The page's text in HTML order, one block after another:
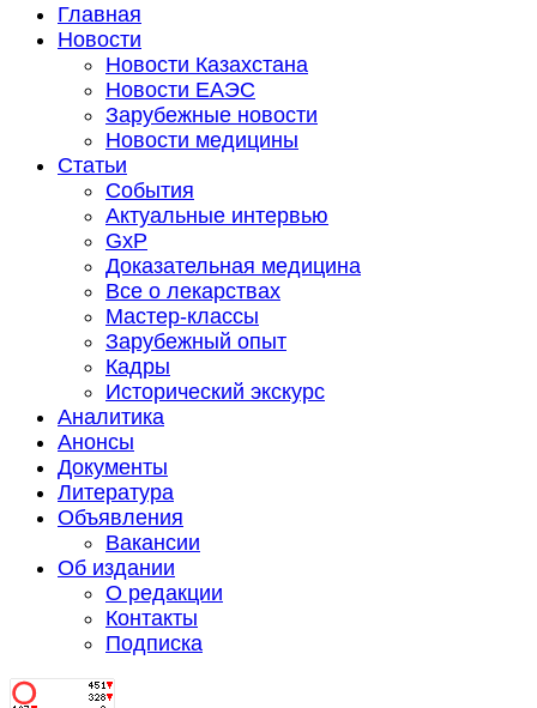
Главная
Новости
Новости Казахстана
Новости ЕАЭС
Зарубежные новости
Новости медицины
Статьи
События
Актуальные интервью
GxP
Доказательная медицина
Все о лекарствах
Мастер-классы
Зарубежный опыт
Кадры
Исторический экскурс
Аналитика
Анонсы
Документы
Литература
Объявления
Вакансии
Об издании
О редакции
Контакты
Подписка